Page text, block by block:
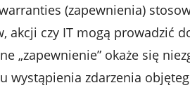
(zapewnienia)
akcji czy IT mogą prowadzić
„zapewnienie” okaże się
wystąpienia zdarzenia